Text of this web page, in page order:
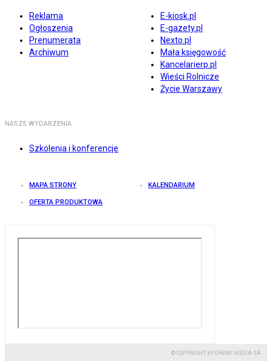
Reklama
Ogłoszenia
Prenumerata
Archiwum
E-kiosk.pl
E-gazety.pl
Nexto.pl
Mała księgowość
Kancelarierp.pl
Wieści Rolnicze
Życie Warszawy
NASZE WYDARZENIA
Szkolenia i konferencje
MAPA STRONY KALENDARIUM
OFERTA PRODUKTOWA
© COPYRIGHT BY GREMI MEDIA SA